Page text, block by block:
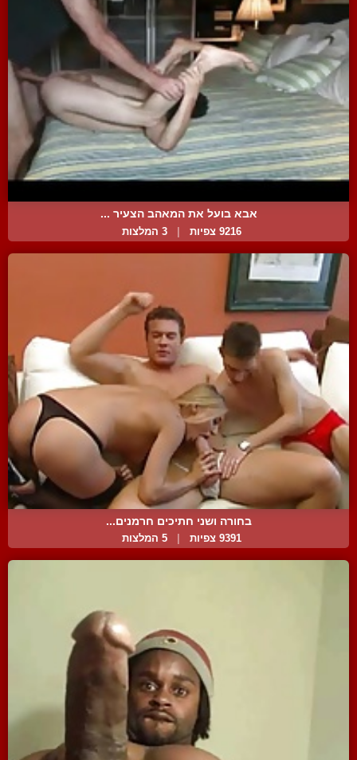
אבא בועל את המאהב הצעיר ...
9216 צפיות | 3 המלצות
בחורה ושני חתיכים חרמנים...
9391 צפיות 5 המלצות